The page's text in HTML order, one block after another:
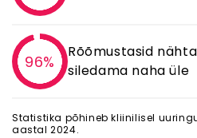
96%
Rõõmustasid
siledama naha üle
Statistika põhineb kliinilisel
aastal 2024.